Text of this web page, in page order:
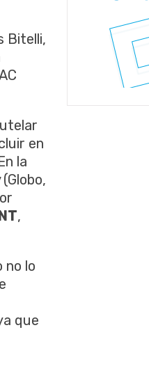
Bitelli,
en
la
(Globo,
,
no lo
que